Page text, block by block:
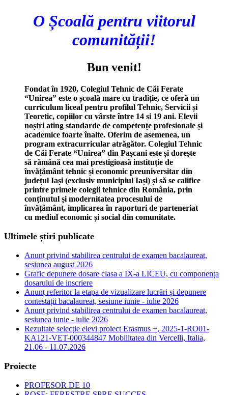
O Școală pentru viitorul
comunității!
Bun venit!
Fondat în 1920, Colegiul Tehnic de Căi Ferate
“Unirea” este o școală mare cu tradiție, ce oferă un
curriculum liceal pentru profilul Tehnic, Servicii și
Teoretic, copiilor cu vârste între 14 si 19 ani. Elevii
noștri ating standarde de competențe profesionale și
academice foarte înalte. Oferim de asemenea, un
program extracurricular atrăgător. Colegiul Tehnic
de Căi Ferate “Unirea” din Pașcani este și dorește
să rămână cea mai prestigioasă instituție de
învățământ tehnic și economic preuniversitar din
județul Iași (exclusiv municipiul Iași) și să se califice
printre primele colegii tehnice din România, prin
conținutul și modernitatea procesului de
învățământ, implicarea în raporturi de parteneriat
cu mediul economic și social din comunitate.
Ultimele știri publicate
Anunț privind stabilirea centrului de examen bacalaureat,
sesiunea august 2026
Grafic depunere dosare clasa a IX-a LICEU, cu componența
dosarului de inscriere
Anunț referitor la etapa de vizualizare lucrări și depunere
contestații bacalaureat, sesiune iunie - iulie 2026
Anunț privind stabilirea centrului de examen bacalaureat,
sesiunea iunie - iulie 2026
Rezultate selecție elevi proiect Erasmus +, 2025-1-RO01-
KA121-VET-000344847 Mobilitatea din Vercelli, Italia,
21.06 - 11.07.2026
Proiecte
PROFESOR DE 10